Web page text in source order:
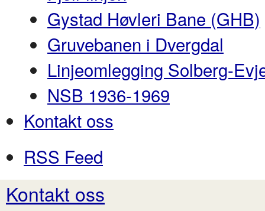
Gystad Høvleri Bane (GHB)
Gruvebanen i Dvergdal
Linjeomlegging Solberg-
NSB 1936-1969
Kontakt oss
RSS Feed
Kontakt oss